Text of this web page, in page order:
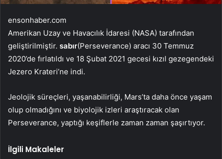
ensonhaber.com
Amerikan Uzay ve Havacılık İdaresi (NASA) tarafından
geliştirilmiştir. sabır(Perseverance) aracı 30 Temmuz
2020’de fırlatıldı ve 18 Şubat 2021 gecesi kızıl gezegendeki
Jezero Krateri’ne indi.
Jeolojik süreçleri, yaşanabilirliği, Mars’ta daha önce yaşam
olup olmadığını ve biyolojik izleri araştıracak olan
Perseverance, yaptığı keşiflerle zaman zaman şaşırtıyor.
İlgili Makaleler